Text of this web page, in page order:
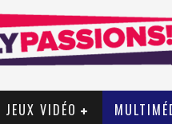
JEUX VIDÉO